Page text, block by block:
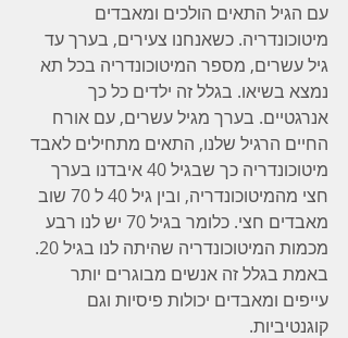
עם הגיל התאים הולכים ומאבדים
מיטוכונדריה. כשאנחנו צעירים, בערך עד
גיל עשרים, מספר המיטוכונדריה בכל תא
נמצא בשיאו. בגלל זה ילדים כל כך
אנרגטיים. בערך מגיל עשרים, עם אורח
החיים הרגיל שלנו, התאים מתחילים לאבד
מיטוכונדריה כך שבגיל 40 איבדנו בערך
חצי מהמיטוכונדריה, ובין גיל 40 ל 70 שוב
מאבדים חצי. כלומר בגיל 70 יש לנו רבע
מכמות המיטוכונדריה שהיתה לנו בגיל 20.
באמת בגלל זה אנשים מבוגרים יותר
עייפים ומאבדים יכולות פיסיות וגם
קוגנטיביות.